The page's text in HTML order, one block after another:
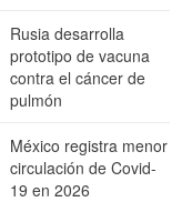
Rusia desarrolla
prototipo de vacuna
contra el cáncer de
pulmón
México registra menor
circulación de Covid-
19 en 2026